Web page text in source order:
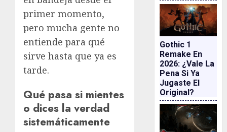
primer momento,
pero mucha gente no
entiende para qué
sirve hasta que ya es
tarde.
Qué pasa si mientes
o dices la verdad
sistemáticamente
Gothic 1
Remake En
2026: ¿vale La
Pena Si Ya
Jugaste El
Original?